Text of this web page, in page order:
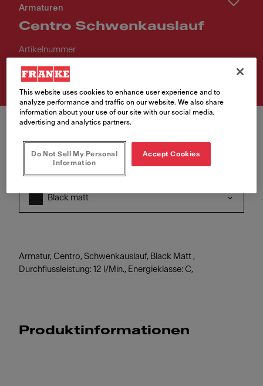
Armaturen
Centro Schwenkauslauf
Artikelnummer
115.0621.613
Farbe
Black matt
Armatur, Centro, Schwenkauslauf, Black Matt ,
Durchflussleistung: 12 l/Min., Energieklasse: C,
Produktinformationen
This website uses cookies to enhance user experience and to
analyze performance and traffic on our website. We also share
information about your use of our site with our social media,
advertising and analytics partners.
Do Not Sell My Personal
Information
Accept Cookies